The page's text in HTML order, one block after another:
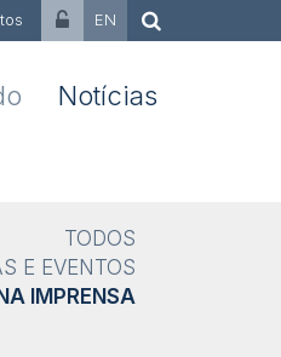
EN
Notícias
TODOS
E EVENTOS
IMPRENSA